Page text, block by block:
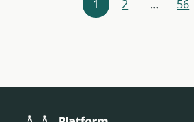
1 2 … 56